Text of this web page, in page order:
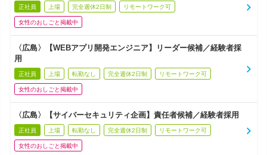
正社員 上場 完全週休2日制 リモートワーク可
女性のおしごと掲載中
〈広島〉【WEBアプリ開発エンジニア】リーダー候補／経験者採
用
正社員 上場 転勤なし 完全週休2日制 リモートワーク可
女性のおしごと掲載中
〈広島〉【サイバーセキュリティ企画】責任者候補／経験者採用
正社員 上場 転勤なし 完全週休2日制 リモートワーク可
女性のおしごと掲載中